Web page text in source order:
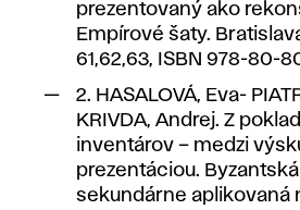
prezentovaný ako
Empírové šaty.
61,62,63, ISBN 978-80-
2. HASALOVÁ, Eva-
KRIVDA, Andrej. Z
inventárov – medzi
prezentáciou.
sekundárne aplikovaná